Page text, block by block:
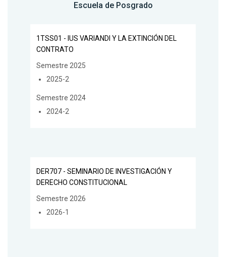
Escuela de Posgrado
1TSS01 - IUS VARIANDI Y LA EXTINCIÓN DEL
CONTRATO
Semestre 2025
2025-2
Semestre 2024
2024-2
DER707 - SEMINARIO DE INVESTIGACIÓN Y
DERECHO CONSTITUCIONAL
Semestre 2026
2026-1